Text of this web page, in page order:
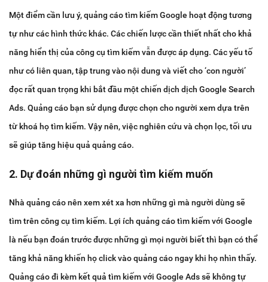
Một điểm cần lưu ý, quảng cáo tìm kiếm Google hoạt động tương
tự như các hình thức khác. Các chiến lược cần thiết nhất cho khả
năng hiển thị của công cụ tìm kiếm vẫn được áp dụng. Các yếu tố
như có liên quan, tập trung vào nội dung và viết cho ‘con người’
đọc rất quan trọng khi bắt đầu một chiến dịch dịch Google Search
Ads. Quảng cáo bạn sử dụng được chọn cho người xem dựa trên
từ khoá họ tìm kiếm. Vậy nên, việc nghiên cứu và chọn lọc, tối ưu
sẽ giúp tăng hiệu quả quảng cáo.
2. Dự đoán những gì người tìm kiếm muốn
Nhà quảng cáo nên xem xét xa hơn những gì mà người dùng sẽ
tìm trên công cụ tìm kiếm. Lợi ích quảng cáo tìm kiếm với Google
là nếu bạn đoán trước được những gì mọi người biết thì bạn có thể
tăng khả năng khiến họ click vào quảng cáo ngay khi họ nhìn thấy.
Quảng cáo đi kèm kết quả tìm kiếm với Google Ads sẽ không tự